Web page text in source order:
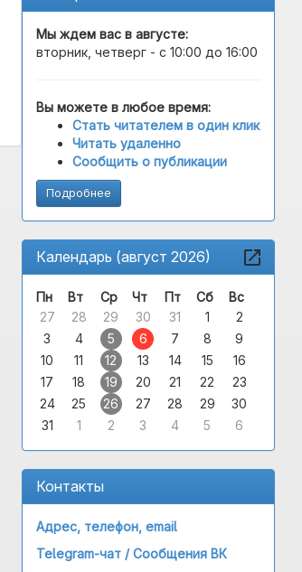
Мы ждем вас в августе:
вторник, четверг - с 10:00 до 16:00
Вы можете в любое время:
Стать читателем в один клик
Читать удаленно
Сообщить о публикации
Подробнее
Календарь (август 2026)
Пн Вт Ср Чт Пт Сб
Вс
27
28 29 30 31 1
2
3
4 5 6 7 8
9
10
11 12 13 14 15
16
17
18 19 20 21 22
23
24
25 26 27 28 29
30
31
1 2 3 4 5 6
Контакты
Адрес, телефон, email
Telegram-чат /Сообщения ВК